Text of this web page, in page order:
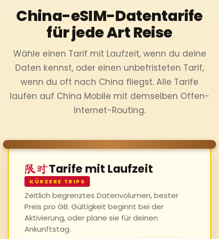
China-eSIM-Datentarife
für jede Art Reise
Wähle einen Tarif mit Laufzeit, wenn du deine
Daten kennst, oder einen unbefristeten Tarif,
wenn du oft nach China fliegst. Alle Tarife
laufen auf China Mobile mit demselben Offen-
Internet-Routing.
限时Tarife mit Laufzeit
KÜRZERE TRIPS
Zeitlich begrenztes Datenvolumen, bester
Preis pro GB. Gültigkeit beginnt bei der
Aktivierung, oder plane sie für deinen
Ankunftstag.